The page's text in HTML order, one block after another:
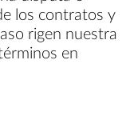
los contratos y
rigen nuestra
en